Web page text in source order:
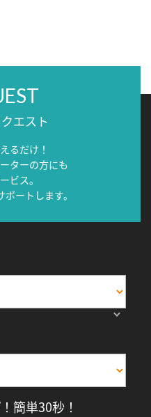
エスト
るだけ！
ターの方にも
ビス。
ートします。
簡単30秒！